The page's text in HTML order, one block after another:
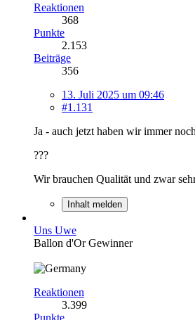
Reaktionen
368
Punkte
2.153
Beiträge
356
13. Juli 2025 um 09:46
#1.131
Ja - auch jetzt haben wir immer
???
Wir brauchen Qualität und zwar
Inhalt melden
Uns Uwe
Ballon d'Or Gewinner
Reaktionen
3.399
Punkte